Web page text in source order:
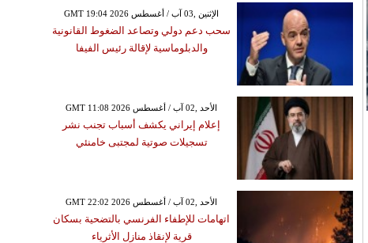
GMT 19:04 2026 الإثنين ,03 آب / أغسطس
سحب دعم دولي وتصاعد الضغوط القانونية
والدبلوماسية لإقالة رئيس الفيفا
GMT 11:08 2026 الأحد ,02 آب / أغسطس
إعلام إيراني يكشف أسباب تجنب نشر
تسجيلات صوتية لمجتبى خامنئي
GMT 22:02 2026 الأحد ,02 آب / أغسطس
اتهامات للإطفاء الفرنسي بالتضحية بسكان
قرية لإنقاذ منازل الأثرياء